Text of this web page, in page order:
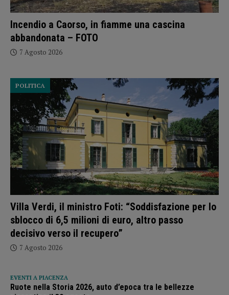
Incendio a Caorso, in fiamme una cascina
abbandonata – FOTO
7 Agosto 2026
Villa Verdi, il ministro Foti: “Soddisfazione per lo
sblocco di 6,5 milioni di euro, altro passo
decisivo verso il recupero”
POLITICA
7 Agosto 2026
EVENTI A PIACENZA
Ruote nella Storia 2026, auto d’epoca tra le bellezze